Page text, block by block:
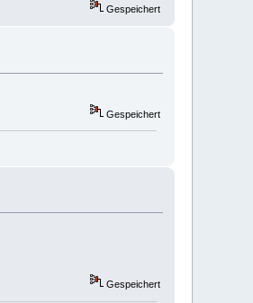
Gespeichert
Gespeichert
Gespeichert